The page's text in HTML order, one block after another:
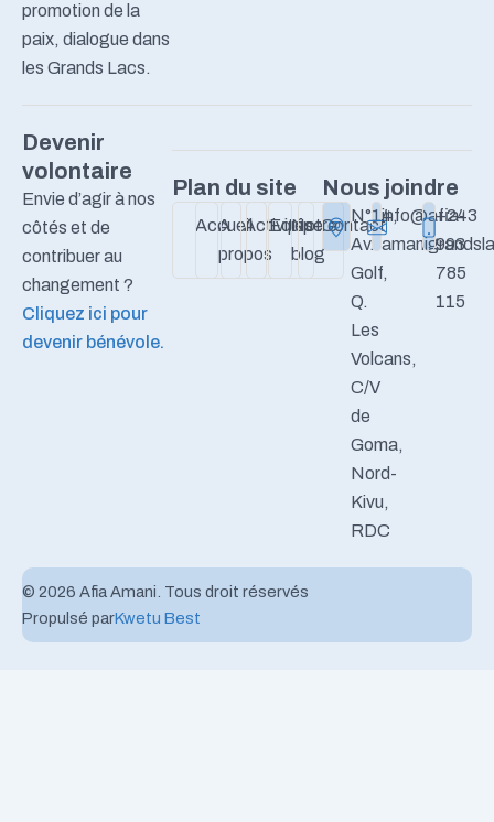
promotion de la
paix, dialogue dans
les Grands Lacs.
Devenir
volontaire
Envie d’agir à nos
côtés et de
contribuer au
changement ?
Cliquez ici pour
devenir bénévole.
Plan du site
Accueil
A
propos
Activités
Equipe
Notre
blog
Contact
Nous joindre
N°14,
Av.
Golf,
Q.
Les
Volcans,
C/V
de
Goma,
Nord-
Kivu,
RDC
info@afia-
+243
993
785
115
© 2026 Afia Amani. Tous droit réservés
Propulsé parKwetu Best